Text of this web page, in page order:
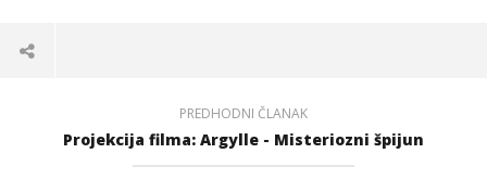
PREDHODNI ČLANAK
Projekcija filma: Argylle - Misteriozni špijun